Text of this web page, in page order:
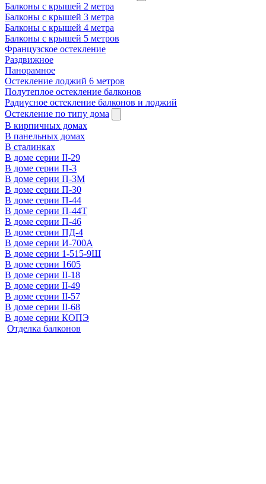
Балконы с крышей 2 метра
Балконы с крышей 3 метра
Балконы с крышей 4 метра
Балконы с крышей 5 метров
Французское остекление
Раздвижное
Панорамное
Остекление лоджий 6 метров
Полутеплое остекление балконов
Радиусное остекление балконов и лоджий
Остекление по типу дома
В кирпичных домах
В панельных домах
В сталинках
В доме серии II-29
В доме серии П-3
В доме серии П-3М
В доме серии П-30
В доме серии П-44
В доме серии П-44Т
В доме серии П-46
В доме серии ПД-4
В доме серии И-700А
В доме серии 1-515-9Ш
В доме серии 1605
В доме серии II-18
В доме серии II-49
В доме серии II-57
В доме серии II-68
В доме серии КОПЭ
Отделка балконов